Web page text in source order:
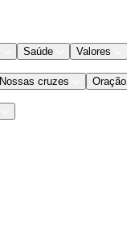
Saúde Valores
Nossas cruzes Oração